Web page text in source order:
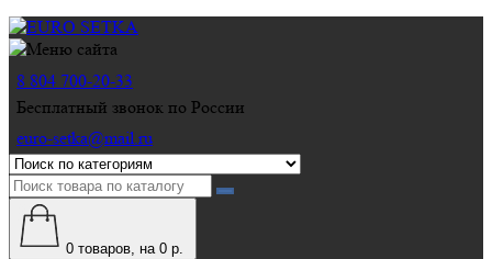
8 804 700-20-33
Бесплатный звонок по России
euro-setka@mail.ru
0 товаров, на 0 р.